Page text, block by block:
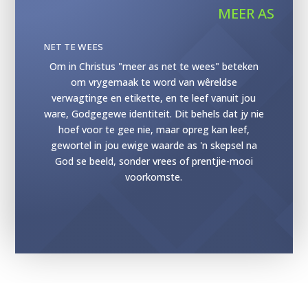
MEER AS
NET TE WEES
Om in Christus "meer as net te wees" beteken
om vrygemaak te word van wêreldse
verwagtinge en etikette, en te leef vanuit jou
ware, Godgegewe identiteit. Dit behels dat jy nie
hoef voor te gee nie, maar opreg kan leef,
gewortel in jou ewige waarde as 'n skepsel na
God se beeld, sonder vrees of prentjie-mooi
voorkomste.